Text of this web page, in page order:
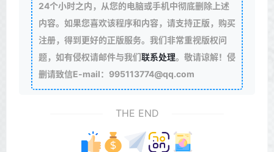
24个小时之内，从您的电脑或手机中彻底删除上述
内容。如果您喜欢该程序和内容，请支持正版，购买
注册，得到更好的正版服务。我们非常重视版权问
题，如有侵权请邮件与我们联系处理。敬请谅解！侵
删请致信E-mail：995113774@qq.com
THE END